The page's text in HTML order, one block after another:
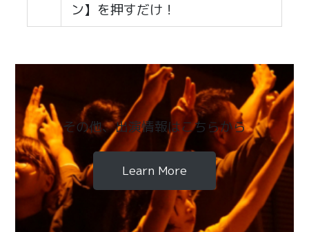
ン】を押すだけ！
その他、出演情報はこちらから
Learn More